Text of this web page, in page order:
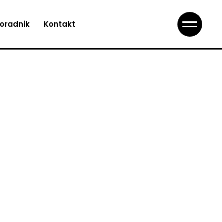
Kontakt